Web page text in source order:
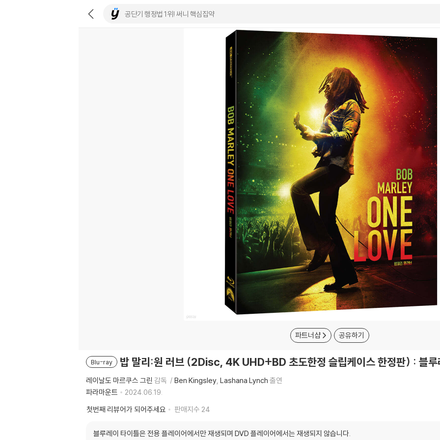
파트너샵 공유하기
Blu-ray 밥 말리:원 러브 (2Disc, 4K UHD+BD 초도한정 슬립케이스 한정판) : 블루
레이날도 마르쿠스 그린 감독 Ben Kingsley Lashana Lynch 출연
파라마운트
2024.06.19.
첫번째 리뷰어가 되어주세요
판매지수 24
블루레이 타이틀은 전용 플레이어에서만 재생되며 DVD 플레이어에서는 재생되지 않습니다.